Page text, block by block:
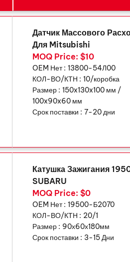
Датчик Массового
Для Mitsubishi
MOQ Price: $10
OEM Нет : 13800-54Л00
КОЛ-ВО/КТН : 10/коробка
Размер : 150x130x100 мм /
100x90x60 мм
Срок поставки : 7-20 дни
Катушка Зажигания
SUBARU
MOQ Price: $0
OEM Нет : 19500-Б2070
КОЛ-ВО/КТН : 20/1
Размер : 90х60х180мм
Срок поставки : 3-15 Дни